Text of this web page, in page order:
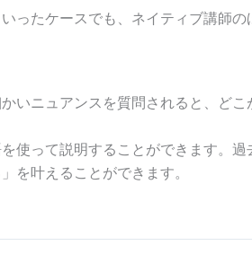
ったケースでも、ネイティブ講師
いニュアンスを質問されると、ど
使って説明することができます。
を叶えることができます。